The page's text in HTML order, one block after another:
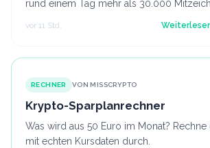
rund einem Tag mehr als 30.000
vor 11 Std.
RECHNER VON MISSCRYPTO
Krypto-Sparplanrechner
Was wird aus 50 Euro im Monat? Rechne
mit echten Kursdaten durch.